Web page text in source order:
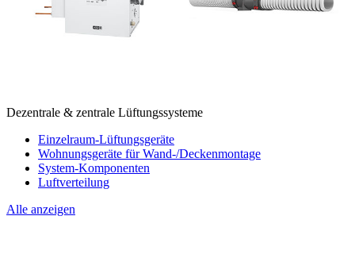
Dezentrale & zentrale Lüftungssysteme
Einzelraum-Lüftungsgeräte
Wohnungsgeräte für Wand-/Deckenmontage
System-Komponenten
Luftverteilung
Alle anzeigen